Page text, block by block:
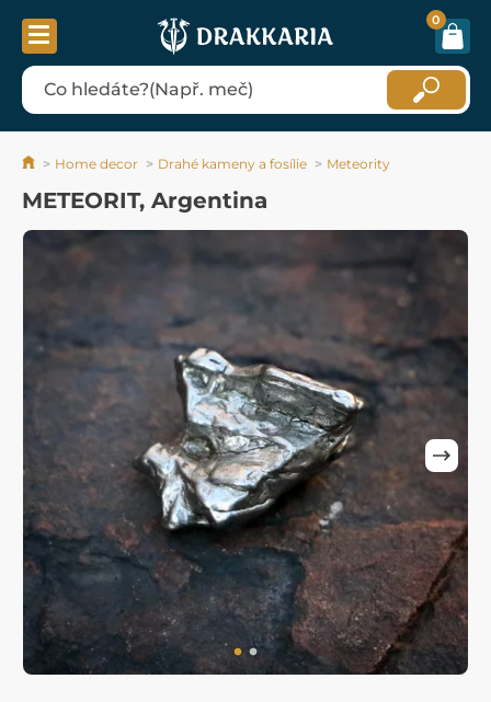
0
Home decor Drahé kameny a fosílie Meteority
METEORIT, Argentina